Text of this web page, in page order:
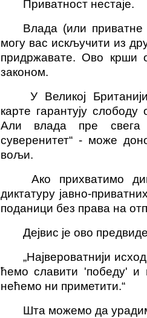
Приватност нестаје.
Влада (или приватне
могу вас искључити из
придржавате. Ово крши
законом.
У Великој
карте гарантују
Али влада пре свега
суверенитет“ - може
вољи.
Ако прихватимо
диктатуру јавно-
поданици без права на
Дејвис је ово
„Највероватнији
ћемо славити 'победу' и
нећемо ни приметити.“
Шта можемо да